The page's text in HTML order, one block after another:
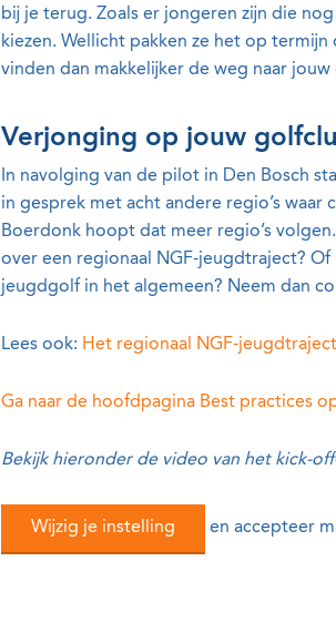
bij je terug. Zoals er jongeren zijn die
kiezen. Wellicht pakken ze het op
vinden dan makkelijker de weg naar jouw
Verjonging op jouw
In navolging van de pilot in Den Bosch
in gesprek met acht andere regio’s
Boerdonk hoopt dat meer regio’s
over een regionaal NGF-jeugdtraject?
jeugdgolf in het algemeen? Neem dan
Lees ook: Het regionaal NGF-jeugdtraject
Ga naar de hoofdpagina Best practices
Bekijk hieronder de video van het kick-
Wijzig je instelling en accepteer